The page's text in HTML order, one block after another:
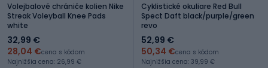
Volejbalové chrániče kolien Nike
Streak Voleyball Knee Pads
white
32,99 €
28,04 €cena s kódom
Najnižšia cena: 26,99 €
Cyklistické okuliare Red Bull
Spect Daft black/purple/green
revo
52,99 €
50,34 €cena s kódom
Najnižšia cena: 39,99 €